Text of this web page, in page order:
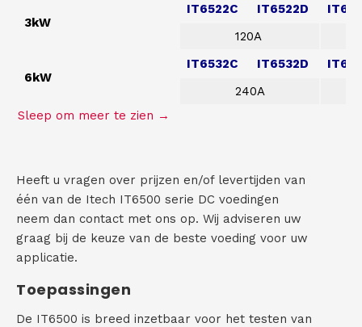
3kW
IT6522C IT6522D
120A
6kW
IT6532C IT6532D
240A
Heeft u vragen over prijzen en/of levertijden van
één van de Itech IT6500 serie DC voedingen
neem dan contact met ons op. Wij adviseren uw
graag bij de keuze van de beste voeding voor uw
applicatie.
Toepassingen
De IT6500 is breed inzetbaar voor het testen van